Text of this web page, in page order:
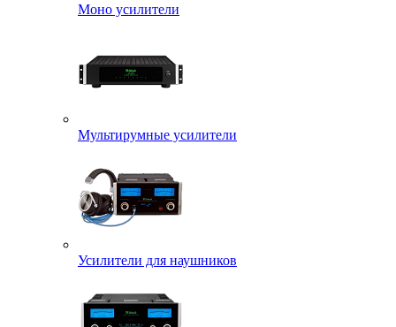
Моно усилители
Мультирумные усилители
Усилители для наушников